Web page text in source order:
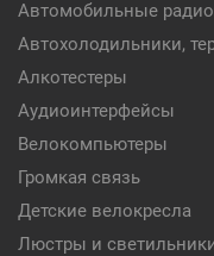
Автомобильные
Автохолодильники,
Алкотестеры
Аудиоинтерфейсы
Велокомпьютеры
Громкая связь
Детские велокресла
Люстры и